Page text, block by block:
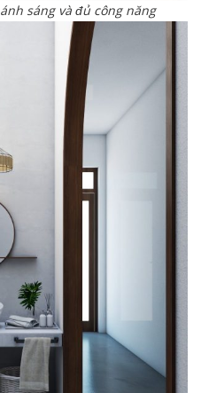
sáng và đủ công năng